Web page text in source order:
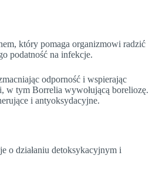
który pomaga organizmowi radzić
podatność na infekcje.
odporność i wspierając
w tym Borrelia wywołującą boreliozę.
i antyoksydacyjne.
o działaniu detoksykacyjnym i